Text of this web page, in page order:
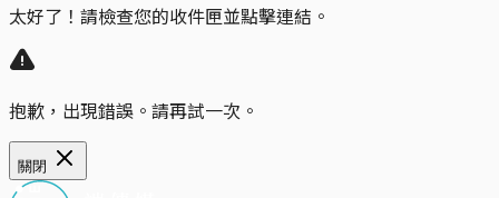
太好了！請檢查您的收件匣並點擊連結。
抱歉，出現錯誤。請再試一次。
關閉